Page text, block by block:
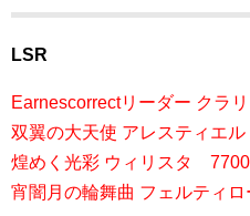
LSR
Earnescorrectリーダー クラ
双翼の大天使 アレスティエ
煌めく光彩 ウィリスタ 7700
宵闇月の輪舞曲 フェルティ